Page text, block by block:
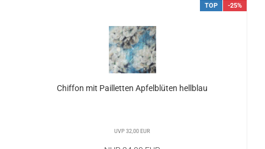
TOP -25%
Chiffon mit Pailletten Apfelblüten hellblau
UVP 32,00 EUR